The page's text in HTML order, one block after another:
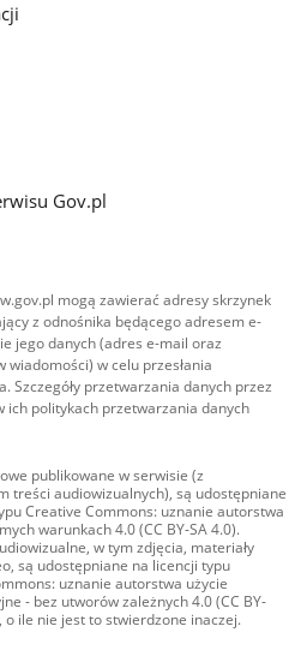
Gov.pl
mogą zawierać adresy skrzynek
z odnośnika będącego adresem e-
jego danych (adres e-mail oraz
w celu przesłania
Szczegóły przetwarzania danych przez
ich politykach przetwarzania danych
publikowane w serwisie (z
treści audiowizualnych), są udostępniane
Creative Commons: uznanie autorstwa
warunkach 4.0 (CC BY-SA 4.0).
w tym zdjęcia, materiały
są udostępniane na licencji typu
uznanie autorstwa użycie
- bez utworów zależnych 4.0 (CC BY-
o ile nie jest to stwierdzone inaczej.